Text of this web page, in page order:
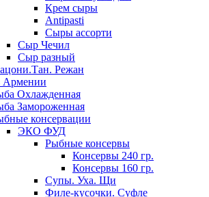
Крем сыры
Antipasti
Сыры ассорти
Сыр Чечил
Сыр разный
Режан
Армении
Охлажденная
Замороженная
консервации
ЭКО ФУД
Рыбные консервы
Консервы 240 гр.
Консервы 160 гр.
Супы. Уха. Щи
Филе-кусочки. Суфле